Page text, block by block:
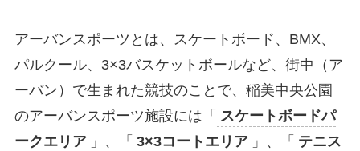
アーバンスポーツとは、スケートボード、BMX、
パルクール、3×3バスケットボールなど、街中（ア
ーバン）で生まれた競技のことで、稲美中央公園
のアーバンスポーツ施設には「 スケートボードパ
ークエリア 」、「 3×3コートエリア 」、「 テニス